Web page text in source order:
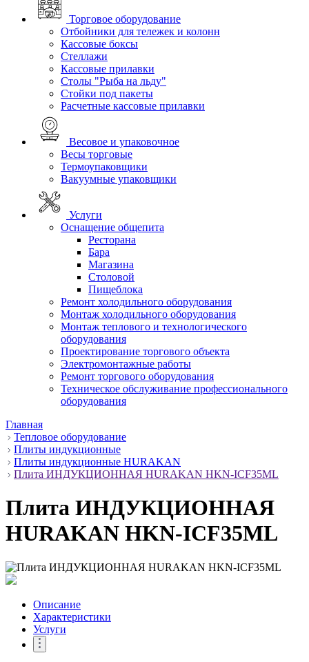
Торговое оборудование
Отбойники для тележек и колонн
Кассовые боксы
Стеллажи
Кассовые прилавки
Столы "Рыба на льду"
Стойки под пакеты
Расчетные кассовые прилавки
Весовое и упаковочное
Весы торговые
Термоупаковщики
Вакуумные упаковщики
Услуги
Оснащение общепита
Ресторана
Бара
Магазина
Столовой
Пищеблока
Ремонт холодильного оборудования
Монтаж холодильного оборудования
Монтаж теплового и технологического
оборудования
Проектирование торгового объекта
Электромонтажные работы
Ремонт торгового оборудования
Техническое обслуживание профессионального
оборудования
Главная
Тепловое оборудование
Плиты индукционные
Плиты индукционные HURAKAN
Плита ИНДУКЦИОННАЯ HURAKAN HKN-ICF35ML
Плита ИНДУКЦИОННАЯ
HURAKAN HKN-ICF35ML
Описание
Характеристики
Услуги